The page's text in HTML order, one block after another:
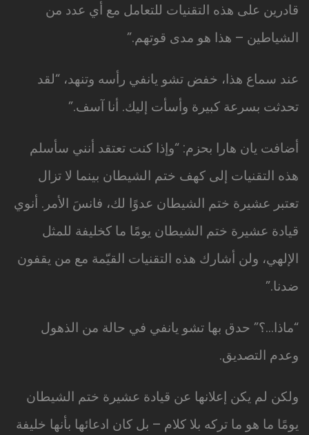
قادرين على هذه التقنيات للتعامل مع أي عدد من
الشياطين – هذا هو مدى قوتهم.”
عند سماع هذا، خفض تشو يانفي رأسه وتنهد، “لقد
تحدثت بسرعة كبيرة وأسأت إليك. أنا آسف.”
أضافت يان هارا بحزم: “وإذا كنت تعتقد أنني سأسلم
هذه التقنيات إلى كهف ختم الشيطان بينما لا تزال
تعتبر عشيرة ختم الشيطان عدوًا لك، فانسَ الأمر. أنوي
قيادة عشيرة ختم الشيطان يومًا ما كخليفة للمثل
الإلهي، ولن أشارك هذه التقنيات القيّمة مع من يقفون
ضدنا.”
“ماذا…؟” حدق بها تشو يانفي في حالة من الذهول
وعدم التصديق.
ولكن لم يكن إعلانها عن قيادة عشيرة ختم الشيطان
يومًا ما هو ما تركه بلا كلام – بل كان ادعائها بأنها خليفة